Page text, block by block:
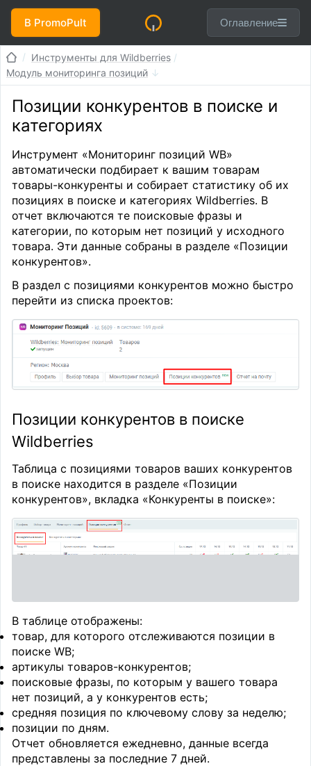
В PromoPult Оглавление
Инструменты для Wildberries
Модуль мониторинга позиций
Позиции конкурентов в поиске и
категориях
Инструмент «Мониторинг позиций WB»
автоматически подбирает к вашим товарам
товары-конкуренты и собирает статистику об их
позициях в поиске и категориях Wildberries. В
отчет включаются те поисковые фразы и
категории, по которым нет позиций у исходного
товара. Эти данные собраны в разделе «Позиции
конкурентов».
В раздел с позициями конкурентов можно быстро
перейти из списка проектов:
Позиции конкурентов в поиске
Wildberries
Таблица с позициями товаров ваших конкурентов
в поиске находится в разделе «Позиции
конкурентов», вкладка «Конкуренты в поиске»:
В таблице отображены:
товар, для которого отслеживаются позиции в
поиске WB;
артикулы товаров-конкурентов;
поисковые фразы, по которым у вашего товара
нет позиций, а у конкурентов есть;
средняя позиция по ключевому слову за неделю;
позиции по дням.
Отчет обновляется ежедневно, данные всегда
представлены за последние 7 дней.